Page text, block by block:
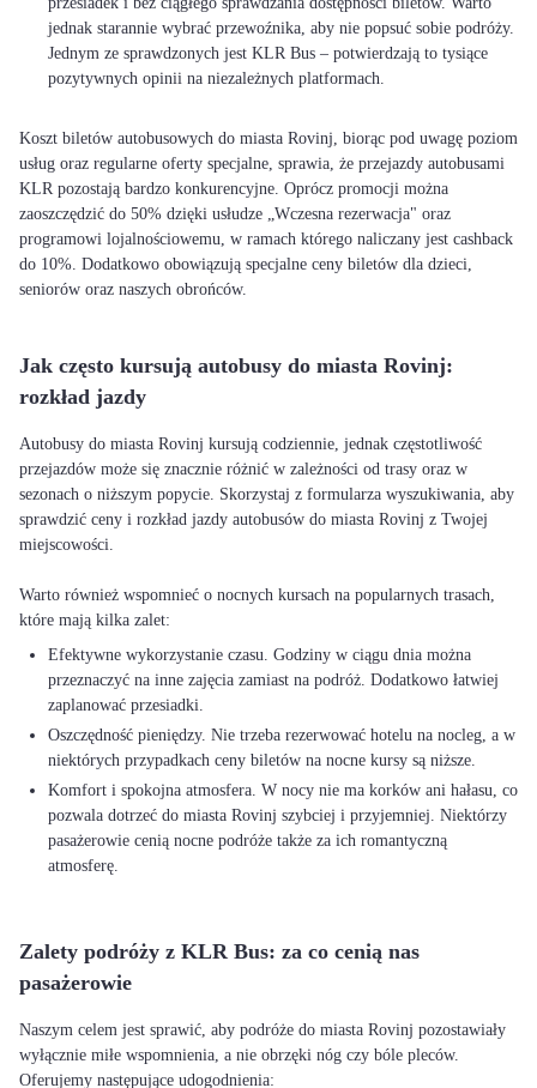
jednak starannie wybrać przewoźnika, aby nie popsuć sobie podróży.
Jednym ze sprawdzonych jest KLR Bus – potwierdzają to tysiące
pozytywnych opinii na niezależnych platformach.
Koszt biletów autobusowych do miasta Rovinj, biorąc pod uwagę poziom
usług oraz regularne oferty specjalne, sprawia, że przejazdy autobusami
KLR pozostają bardzo konkurencyjne. Oprócz promocji można
zaoszczędzić do 50% dzięki usłudze „Wczesna rezerwacja" oraz
programowi lojalnościowemu, w ramach którego naliczany jest cashback
do 10%. Dodatkowo obowiązują specjalne ceny biletów dla dzieci,
seniorów oraz naszych obrońców.
Jak często kursują autobusy do miasta Rovinj:
rozkład jazdy
Autobusy do miasta Rovinj kursują codziennie, jednak częstotliwość
przejazdów może się znacznie różnić w zależności od trasy oraz w
sezonach o niższym popycie. Skorzystaj z formularza wyszukiwania, aby
sprawdzić ceny i rozkład jazdy autobusów do miasta Rovinj z Twojej
miejscowości.
Warto również wspomnieć o nocnych kursach na popularnych trasach,
Efektywne wykorzystanie czasu. Godziny w ciągu dnia można
przeznaczyć na inne zajęcia zamiast na podróż. Dodatkowo łatwiej
zaplanować przesiadki.
Oszczędność pieniędzy. Nie trzeba rezerwować hotelu na nocleg, a w
niektórych przypadkach ceny biletów na nocne kursy są niższe.
Komfort i spokojna atmosfera. W nocy nie ma korków ani hałasu, co
pozwala dotrzeć do miasta Rovinj szybciej i przyjemniej. Niektórzy
pasażerowie cenią nocne podróże także za ich romantyczną
atmosferę.
Zalety podróży z KLR Bus: za co cenią nas
pasażerowie
Naszym celem jest sprawić, aby podróże do miasta Rovinj pozostawiały
wyłącznie miłe wspomnienia, a nie obrzęki nóg czy bóle pleców.